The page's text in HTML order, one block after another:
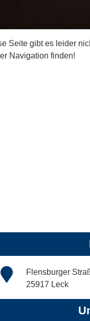
Seite gibt es leider
Navigation finden!
Flensburger
25917 Leck